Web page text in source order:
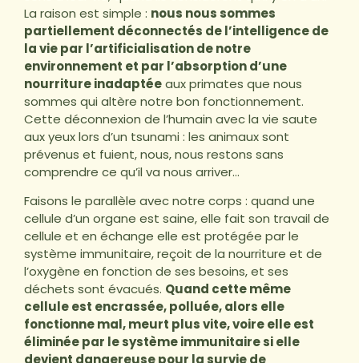
La raison est simple : nous nous sommes
partiellement déconnectés de l’intelligence de
la vie par l’artificialisation de notre
environnement et par l’absorption d’une
nourriture inadaptéeaux primates que nous
sommes qui altère notre bon fonctionnement.
Cette déconnexion de l’humain avec la vie saute
aux yeux lors d’un tsunami : les animaux sont
prévenus et fuient, nous, nous restons sans
comprendre ce qu’il va nous arriver…
Faisons le parallèle avec notre corps : quand une
cellule d’un organe est saine, elle fait son travail de
cellule et en échange elle est protégée par le
système immunitaire, reçoit de la nourriture et de
l’oxygène en fonction de ses besoins, et ses
déchets sont évacués. Quand cette même
cellule est encrassée, polluée, alors elle
fonctionne mal, meurt plus vite, voire elle est
éliminée par le système immunitaire si elle
devient dangereuse pour la survie de